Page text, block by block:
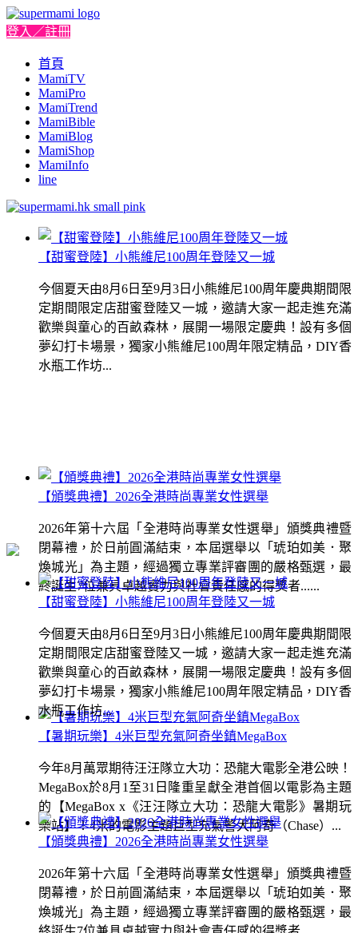
登入／註冊
首頁
MamiTV
MamiPro
MamiTrend
MamiBible
MamiBlog
MamiShop
MamiInfo
line
【甜蜜登陸】小熊維尼100周年登陸又一城
今個夏天由8月6日至9月3日小熊維尼100周年慶典期間限
定期間限定店甜蜜登陸又一城，邀請大家一起走進充滿
歡樂與童心的百畝森林，展開一場限定慶典！設有多個
夢幻打卡場景，獨家小熊維尼100周年限定精品，DIY香
水瓶工作坊...
【頒獎典禮】2026全港時尚專業女性選舉
2026年第十六屆「全港時尚專業女性選舉」頒獎典禮暨
閉幕禮，於日前圓滿結束，本屆選舉以「琥珀如美．聚
煥城光」為主題，經過獨立專業評審團的嚴格甄選，最
終誕生7位兼具卓越實力與社會責任感的得獎者......
【暑期玩樂】4米巨型充氣阿奇坐鎮MegaBox
今年8月萬眾期待汪汪隊立大功：恐龍大電影全港公映！
MegaBox於8月1至31日隆重呈獻全港首個以電影為主題
的【MegaBox x《汪汪隊立大功：恐龍大電影》暑期玩
樂站】！4米的電影主題巨型充氣警犬阿奇（Chase）...
【甜蜜登陸】小熊維尼100周年登陸又一城
今個夏天由8月6日至9月3日小熊維尼100周年慶典期間限
定期間限定店甜蜜登陸又一城，邀請大家一起走進充滿
歡樂與童心的百畝森林，展開一場限定慶典！設有多個
夢幻打卡場景，獨家小熊維尼100周年限定精品，DIY香
水瓶工作坊...
【頒獎典禮】2026全港時尚專業女性選舉
2026年第十六屆「全港時尚專業女性選舉」頒獎典禮暨
閉幕禮，於日前圓滿結束，本屆選舉以「琥珀如美．聚
煥城光」為主題，經過獨立專業評審團的嚴格甄選，最